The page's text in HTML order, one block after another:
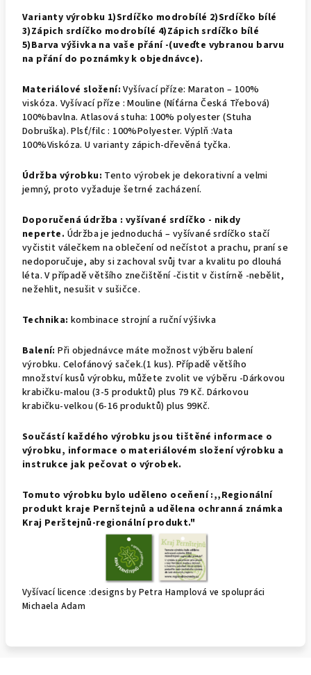
Varianty výrobku 1)Srdíčko modrobílé 2)Srdíčko bílé
3)Zápich srdíčko modrobílé 4)Zápich srdíčko bílé
5)Barva výšivka na vaše přání -(uveďte vybranou barvu
na přání do poznámky k objednávce).
Materiálové složení: Vyšívací příze: Maraton – 100%
viskóza. Vyšívací příze : Mouline (Níťárna Česká Třebová)
100%bavlna. Atlasová stuha: 100% polyester (Stuha
Dobruška). Plsť/filc : 100%Polyester. Výplň :Vata
100%Viskóza. U varianty zápich-dřevěná tyčka.
Údržba výrobku: Tento výrobek je dekorativní a velmi
jemný, proto vyžaduje šetrné zacházení.
Doporučená údržba : vyšívané srdíčko - nikdy
neperte. Údržba je jednoduchá – vyšívané srdíčko stačí
vyčistit válečkem na oblečení od nečístot a prachu, praní se
nedoporučuje, aby si zachoval svůj tvar a kvalitu po dlouhá
léta. V případě většího znečištění -čistit v čistírně -nebělit,
nežehlit, nesušit v sušičce.
Technika: kombinace strojní a ruční výšivka
Balení:Při objednávce máte možnost výběru balení
výrobku. Celofánový saček.(1 kus).Případě většího
množství kusů výrobku, můžete zvolit ve výběru -Dárkovou
krabičku-malou (3-5 produktů) plus 79 Kč. Dárkovou
krabičku-velkou (6-16 produktů) plus 99Kč.
Součástí každého výrobku jsou tištěné informace o
výrobku, informace o materiálovém složení výrobku a
instrukce jak pečovat o výrobek.
Tomuto výrobku bylo uděleno oceňení :,,Regionální
produkt kraje Pernštejnů a udělena ochranná známka
Kraj Perštejnů-regionální produkt."
Vyšívací licence :designs by Petra Hamplová ve spolupráci
Michaela Adam